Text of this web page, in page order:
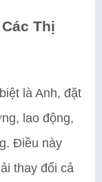
Thị
là Anh, đặt
lao động,
Điều này
thay đổi cả